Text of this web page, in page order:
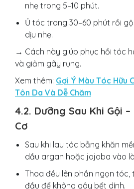
nhẹ trong 5–10 phút.
Ủ tóc trong 30–60 phút rồi
dịu nhẹ.
→ Cách này giúp phục hồi tóc
và giảm gãy rụng.
Xem thêm: Gợi Ý Màu Tóc Hữu
Tôn Da Và Dễ Chăm
4.2. Dưỡng Sau Khi Gội
Cơ
Sau khi lau tóc bằng khăn
dầu argan hoặc jojoba vào
Thoa đều lên phần ngọn tóc,
đầu để không gây bết dính.